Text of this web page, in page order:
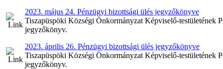
2023. május 24. Pénzügyi bizottsági ülés jegyzőkönyve
Tiszapüspöki Községi Önkormányzat Képviselő-testületének
jegyzőkönyv.
2023. április 26. Pénzügyi bizottsági ülés jegyzőkönyve
Tiszapüspöki Községi Önkormányzat Képviselő-testületének
jegyzőkönyv.